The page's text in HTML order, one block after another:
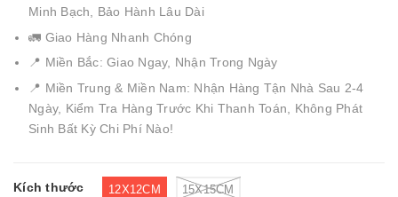
Minh Bạch, Bảo Hành Lâu Dài
🚛 Giao Hàng Nhanh Chóng
📍 Miền Bắc: Giao Ngay, Nhận Trong Ngày
📍 Miền Trung & Miền Nam: Nhận Hàng Tận Nhà Sau 2-4
Ngày, Kiểm Tra Hàng Trước Khi Thanh Toán, Không Phát
Sinh Bất Kỳ Chi Phí Nào!
Kích thước 12X12CM 15X15CM